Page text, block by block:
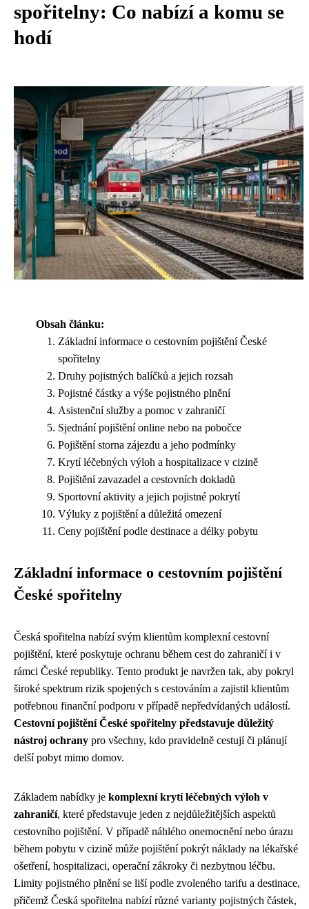
spořitelny: Co nabízí a komu se
hodí
Obsah článku:
Základní informace o cestovním pojištění České
spořitelny
Druhy pojistných balíčků a jejich rozsah
Pojistné částky a výše pojistného plnění
Asistenční služby a pomoc v zahraničí
Sjednání pojištění online nebo na pobočce
Pojištění storna zájezdu a jeho podmínky
Krytí léčebných výloh a hospitalizace v cizině
Pojištění zavazadel a cestovních dokladů
Sportovní aktivity a jejich pojistné pokrytí
Výluky z pojištění a důležitá omezení
Ceny pojištění podle destinace a délky pobytu
Základní informace o cestovním pojištění
České spořitelny
Česká spořitelna nabízí svým klientům komplexní cestovní
pojištění, které poskytuje ochranu během cest do zahraničí i v
rámci České republiky. Tento produkt je navržen tak, aby pokryl
široké spektrum rizik spojených s cestováním a zajistil klientům
potřebnou finanční podporu v případě nepředvídaných událostí.
Cestovní pojištění České spořitelny představuje důležitý
nástroj ochrany pro všechny, kdo pravidelně cestují či plánují
delší pobyt mimo domov.
Základem nabídky je komplexní krytí léčebných výloh v
zahraničí, které představuje jeden z nejdůležitějších aspektů
cestovního pojištění. V případě náhlého onemocnění nebo úrazu
během pobytu v cizině může pojištění pokrýt náklady na lékařské
ošetření, hospitalizaci, operační zákroky či nezbytnou léčbu.
Limity pojistného plnění se liší podle zvoleného tarifu a destinace,
přičemž Česká spořitelna nabízí různé varianty pojistných částek,